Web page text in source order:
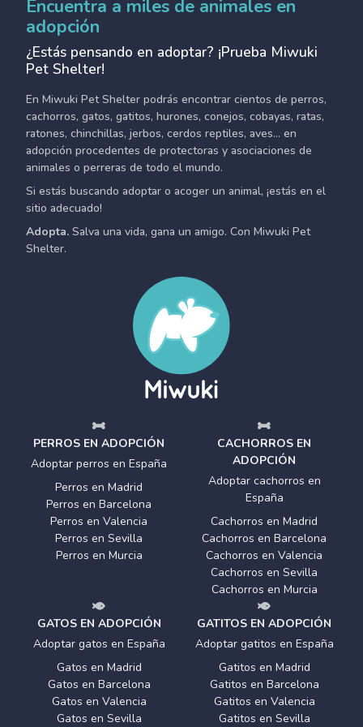
Encuentra a miles de animales en
adopción
¿Estás pensando en adoptar? ¡Prueba Miwuki
Pet Shelter!
En Miwuki Pet Shelter podrás encontrar cientos de perros,
cachorros, gatos, gatitos, hurones, conejos, cobayas, ratas,
ratones, chinchillas, jerbos, cerdos reptiles, aves... en
adopción procedentes de protectoras y asociaciones de
animales o perreras de todo el mundo.
Si estás buscando adoptar o acoger un animal, ¡estás en el
sitio adecuado!
Adopta. Salva una vida, gana un amigo. Con Miwuki Pet
Shelter.
PERROS EN ADOPCIÓN
Adoptar perros en España
Perros en Madrid
Perros en Barcelona
Perros en Valencia
Perros en Sevilla
Perros en Murcia
CACHORROS EN
ADOPCIÓN
Adoptar cachorros en
España
Cachorros en Madrid
Cachorros en Barcelona
Cachorros en Valencia
Cachorros en Sevilla
Cachorros en Murcia
GATOS EN ADOPCIÓN
Adoptar gatos en España
Gatos en Madrid
Gatos en Barcelona
Gatos en Valencia
Gatos en Sevilla
GATITOS EN ADOPCIÓN
Adoptar gatitos en España
Gatitos en Madrid
Gatitos en Barcelona
Gatitos en Valencia
Gatitos en Sevilla